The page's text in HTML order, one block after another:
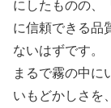
にしたものの、
に信頼できる品
ないはずです。
まるで霧の中に
いもどかしさを